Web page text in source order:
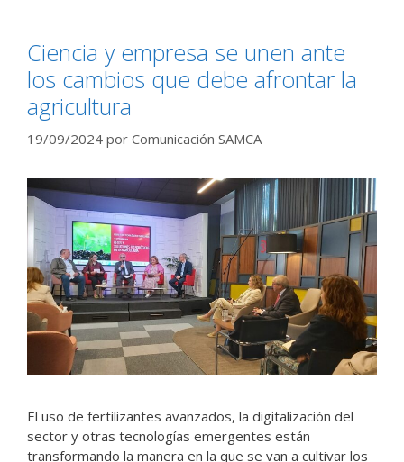
Ciencia y empresa se unen ante
los cambios que debe afrontar la
agricultura
19/09/2024 por Comunicación SAMCA
El uso de fertilizantes avanzados, la digitalización del
sector y otras tecnologías emergentes están
transformando la manera en la que se van a cultivar los